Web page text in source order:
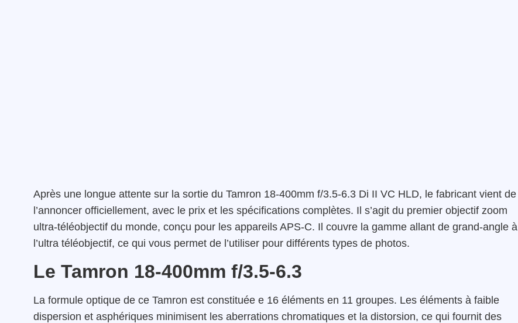
Après une longue attente sur la sortie du Tamron 18-400mm f/3.5-6.3 Di II VC HLD, le fabricant vient de
l’annoncer officiellement, avec le prix et les spécifications complètes. Il s’agit du premier objectif zoom
ultra-téléobjectif du monde, conçu pour les appareils APS-C. Il couvre la gamme allant de grand-angle à
l’ultra téléobjectif, ce qui vous permet de l’utiliser pour différents types de photos.
Le Tamron 18-400mm f/3.5-6.3
La formule optique de ce Tamron est constituée e 16 éléments en 11 groupes. Les éléments à faible
dispersion et asphériques minimisent les aberrations chromatiques et la distorsion, ce qui fournit des